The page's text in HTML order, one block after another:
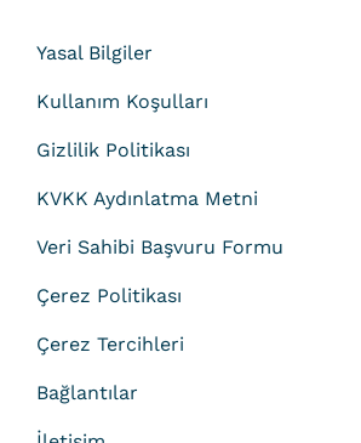
Yasal Bilgiler
Kullanım Koşulları
Gizlilik Politikası
KVKK Aydınlatma Metni
Veri Sahibi Başvuru Formu
Çerez Politikası
Çerez Tercihleri
Bağlantılar